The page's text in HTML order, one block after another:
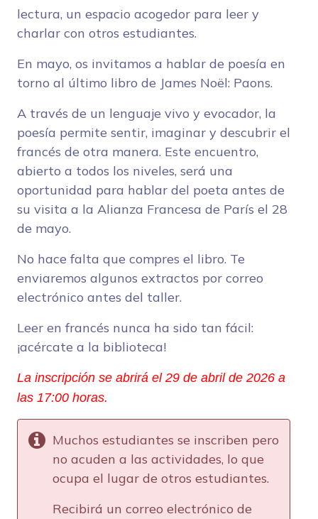
lectura, un espacio acogedor para leer y
charlar con otros estudiantes.
En mayo, os invitamos a hablar de poesía en
torno al último libro de James Noël: Paons.
A través de un lenguaje vivo y evocador, la
poesía permite sentir, imaginar y descubrir el
francés de otra manera. Este encuentro,
abierto a todos los niveles, será una
oportunidad para hablar del poeta antes de
su visita a la Alianza Francesa de París el 28
de mayo.
No hace falta que compres el libro. Te
enviaremos algunos extractos por correo
electrónico antes del taller.
Leer en francés nunca ha sido tan fácil:
¡acércate a la biblioteca!
La inscripción se abrirá el 29 de abril de 2026 a
las 17:00 horas.
Muchos estudiantes se inscriben pero
no acuden a las actividades, lo que
ocupa el lugar de otros estudiantes.
Recibirá un correo electrónico de